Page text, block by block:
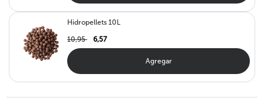
Hidropellets 10L
10,95 6,57
Agregar